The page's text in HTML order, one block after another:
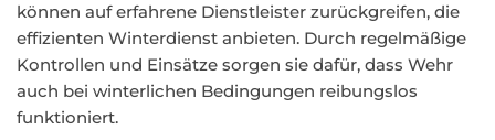
können auf erfahrene Dienstleister zurückgreifen, die
effizienten Winterdienst anbieten. Durch regelmäßige
Kontrollen und Einsätze sorgen sie dafür, dass Wehr
auch bei winterlichen Bedingungen reibungslos
funktioniert.